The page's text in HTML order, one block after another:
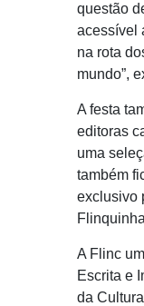
questão
acessível
na rota
mundo”,
A festa
editoras
uma
também
exclusivo
A Flinc
Escrita e
da